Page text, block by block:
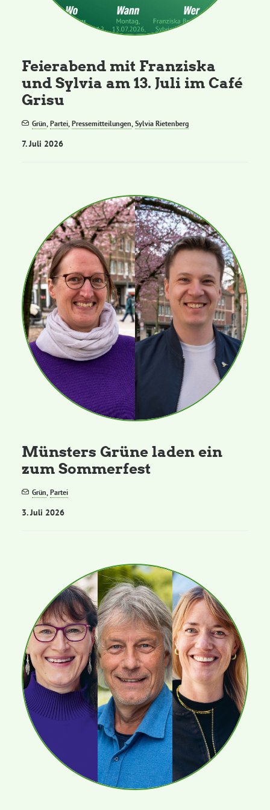
Feierabend mit Franziska
und Sylvia am 13. Juli im Café
Grisu
Grün,Partei,Pressemitteilungen,Sylvia Rietenberg
7. Juli 2026
Münsters Grüne laden ein
zum Sommerfest
Grün,Partei
3. Juli 2026